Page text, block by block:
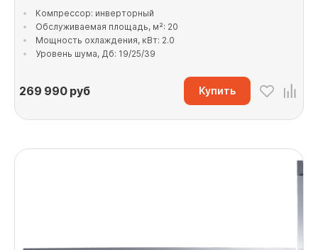
Компрессор: инверторный
Обслуживаемая площадь, м²: 20
Мощность охлаждения, кВт: 2.0
Уровень шума, Дб: 19/25/39
269 990руб Купить